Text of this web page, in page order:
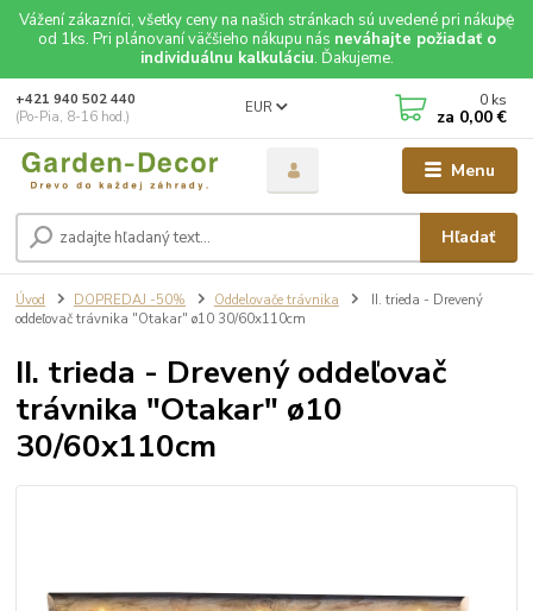
Vážení zákazníci, všetky ceny na našich stránkach sú uvedené pri nákupe
od 1ks. Pri plánovaní väčšieho nákupu nás neváhajte požiadať o
individuálnu kalkuláciu. Ďakujeme.
Menu
EUR
Hľadať
+421 940 502 440
(Po-Pia, 8-16 hod.)
0 ks
za 0,00 €
Úvod DOPREDAJ -50% Oddelovače trávnika
II. trieda - Drevený
oddeľovač trávnika "Otakar" ø10 30/60x110cm
II. trieda - Drevený oddeľovač
trávnika "Otakar" ø10
30/60x110cm